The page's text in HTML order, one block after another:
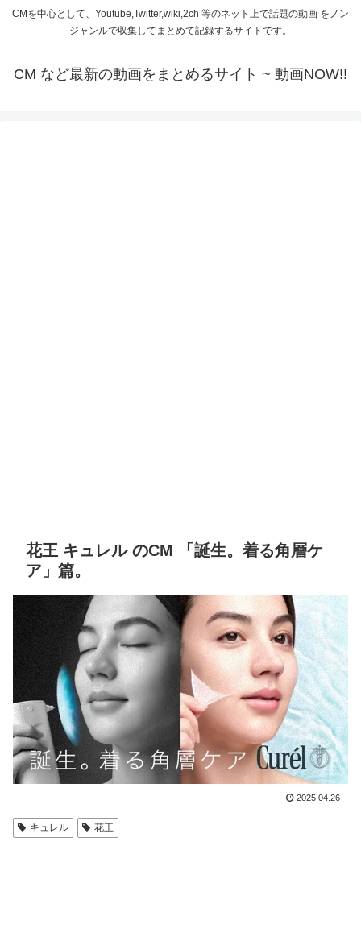
CMを中心として、Youtube,Twitter,wiki,2ch 等のネット上で話題の動画 をノン
ジャンルで収集してまとめて記録するサイトです。
CM など最新の動画をまとめるサイト ~ 動画NOW!!
花王 キュレル のCM 「誕生。着る角層ケ
ア」篇。
2025.04.26
キュレル 花王